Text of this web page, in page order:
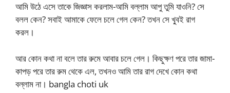
আমি উঠে এসে তাকে জিজ্ঞাস করলাম-আমি বল্লাম আপু তুমি যাওনি? সে
বলল কেন? সবাই আমাকে ফেলে চলে গেল কেন? তখন সে খু্বই রাগ
করল।
আর কোন কথা না বলে তার রুমে আবার চলে গেল। কিছুক্ষণ পরে তার জামা-
কাপড় পরে তার রুম থেকে এল, তখনও আমি তার রাগ দেখে কোন কথা
বল্লাম না। bangla choti uk